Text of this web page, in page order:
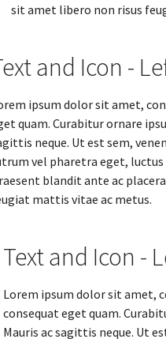
sit amet libero non risus
and Icon -
ipsum dolor sit amet,
quam. Curabitur ornare
neque. Ut est sem,
vel pharetra eget, luctus
blandit ante ac
mattis vitae ac metus.
Text and Icon -
Lorem ipsum dolor sit amet,
consequat eget quam.
Mauris ac sagittis neque. Ut